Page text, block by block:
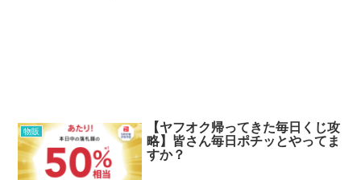
物販
【ヤフオク帰ってきた毎日くじ攻
略】皆さん毎日ポチッとやってま
すか？